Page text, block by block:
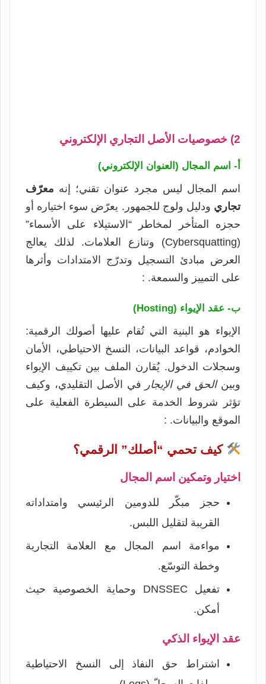
2) خصوصيات الأصل التجاري الإلكتروني
أ- اسم المجال (العنوان الإلكتروني)
اسم المجال ليس مجرد عنوان تقني؛ إنه معرّف
تجاري ودليل ولوج للجمهور. يعرّض سوء اختياره أو
حجزه المتأخر لمخاطر “الاستيلاء على الأسماء”
(Cybersquatting) وتنازع العلامات. لذلك يعالج
العرض مبادئ التسجيل وتدرّج الامتدادات وأثرها
على التمييز والسمعة. :
ب- عقد الإيواء (Hosting)
الإيواء هو البنية التي تُقام عليها أصولك الرقمية:
الخوادم، قواعد البيانات، النسخ الاحتياطي، الأمان
وسجلات الدخول. يُقارن الملف بين تكييف الإيواء
وبينالحق في الإيجار في الأصل التقليدي، وكيف
تؤثر شروط الخدمة على السيطرة الفعلية على
الموقع والبيانات. :
كيف تحمي “أصلك” الرقمي؟
اختيار وتمكين اسم المجال
حجز مبكّر للدومين الرئيسي وامتداداته
القريبة لتقليل اللبس.
مواءمة اسم المجال مع العلامة التجارية
وخطة التوسّع.
تفعيل DNSSEC وحماية الخصوصية حيث
أمكن.
عقد الإيواء الذكي
اشتراط حق النفاذ إلى النسخ الاحتياطية